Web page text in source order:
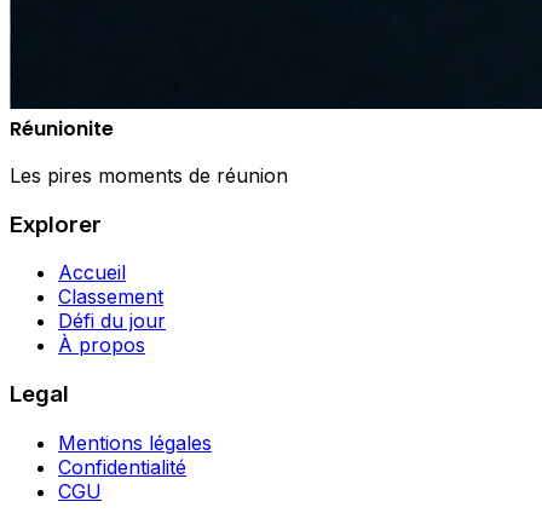
Réunionite
Les pires moments de réunion
Explorer
Accueil
Classement
Défi du jour
À propos
Legal
Mentions légales
Confidentialité
CGU